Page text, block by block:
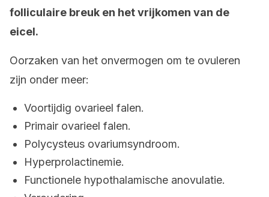
folliculaire breuk en het vrijkomen van de
eicel.
Oorzaken van het onvermogen om te ovuleren
zijn onder meer:
Voortijdig ovarieel falen.
Primair ovarieel falen.
Polycysteus ovariumsyndroom.
Hyperprolactinemie.
Functionele hypothalamische anovulatie.